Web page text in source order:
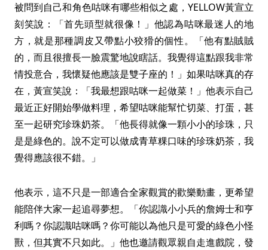
被問到自己和角色咕咪有哪些相似之處，YELLOW黃宣立
刻笑說：「首先頭型就很像！」他認為咕咪最迷人的地
方，就是那種調皮又帶點小狡猾的個性。「他有點賊賊
的，而且很擅長一臉震驚地說瞎話。我覺得這點跟我非常
情投意合，我懷疑他應該是雙子座的！」如果咕咪真的存
在，黃宣笑說：「我最想跟咕咪一起做菜！」他表示自己
最近正好開始學做料理，希望咕咪能幫忙切菜、打蛋，甚
至一起研究珍珠奶茶。「他長得就像一顆小小的珍珠，只
是是綠色的。說不定可以做成青草粿口味的珍珠奶茶，我
覺得應該很不錯。」
他表示，這不只是一部適合全家觀賞的歡樂動畫，更希望
能陪伴大家一起追尋夢想。「你認識小小兵的詹姆士和亨
利嗎？你認識咕咪嗎？你可能以為他只是可愛的綠色小怪
獸，但其實不只如此。」他也邀請觀眾親自走進戲院，發